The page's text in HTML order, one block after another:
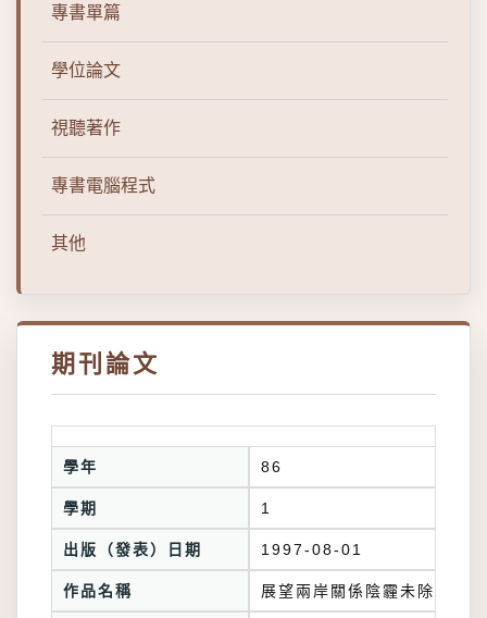
專書單篇
學位論文
視聽著作
專書電腦程式
其他
期刊論文
學年 86
學期 1
出版（發表）日期 1997-08-01
作品名稱 展望兩岸關係陰霾未除